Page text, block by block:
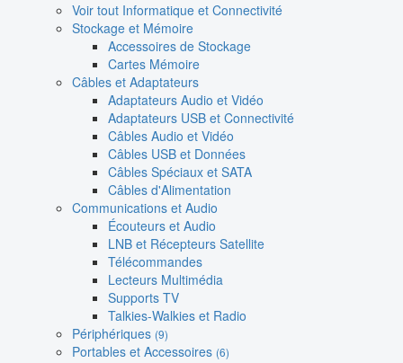
Voir tout Informatique et Connectivité
Stockage et Mémoire
Accessoires de Stockage
Cartes Mémoire
Câbles et Adaptateurs
Adaptateurs Audio et Vidéo
Adaptateurs USB et Connectivité
Câbles Audio et Vidéo
Câbles USB et Données
Câbles Spéciaux et SATA
Câbles d'Alimentation
Communications et Audio
Écouteurs et Audio
LNB et Récepteurs Satellite
Télécommandes
Lecteurs Multimédia
Supports TV
Talkies-Walkies et Radio
Périphériques (9)
Portables et Accessoires (6)